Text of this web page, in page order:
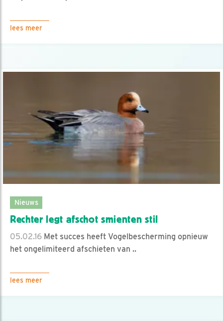
lees meer
Nieuws
Rechter legt afschot smienten stil
05.02.16 Met succes heeft Vogelbescherming opnieuw
het ongelimiteerd afschieten van ..
lees meer